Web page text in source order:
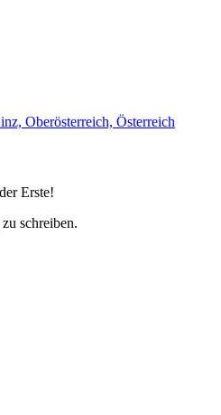
Oberösterreich, Österreich
Erste!
schreiben.